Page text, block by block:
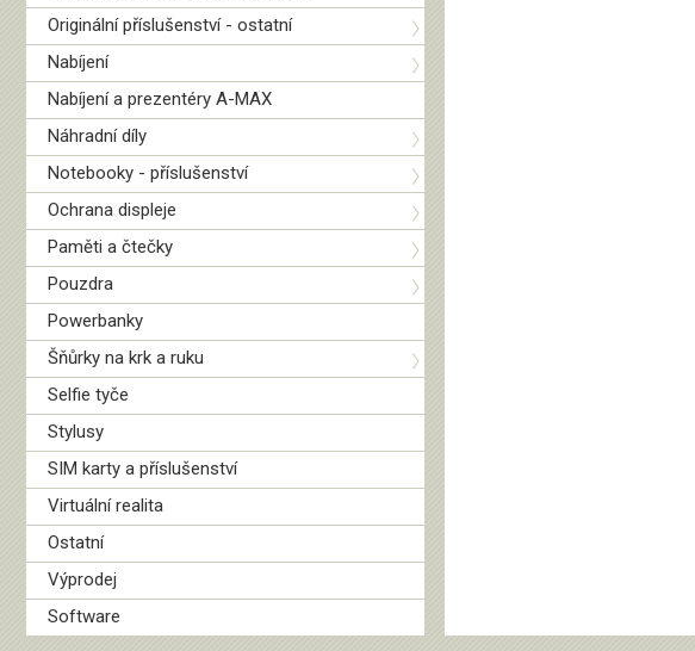
Originální příslušenství - ostatní
Nabíjení
Nabíjení a prezentéry A-MAX
Náhradní díly
Notebooky - příslušenství
Ochrana displeje
Paměti a čtečky
Pouzdra
Powerbanky
Šňůrky na krk a ruku
Selfie tyče
Stylusy
SIM karty a příslušenství
Virtuální realita
Ostatní
Výprodej
Software